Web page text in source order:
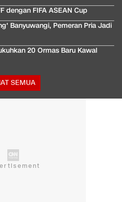
dengan FIFA ASEAN Cup
Banyuwangi, Pemeran Pria Jadi
20 Ormas Baru Kawal
SEMUA